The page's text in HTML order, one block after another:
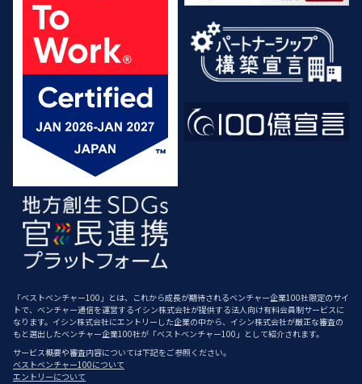
「ベストベンチャー100」とは、これから成長が期待されるベンチャー企業100社限定のサイ
トで、ベンチャー通信を運営するイシン株式会社が提供する法人向け有料会員制サービスに
なります。イシン株式会社にエントリーした企業の中から、イシン株式会社が厳正な審査の
もと選出したベンチャー企業100社が「ベストベンチャー100」として紹介されます。
サービス概要や審査内容については下記をご参照ください。
ベストベンチャー100について
エントリーについて